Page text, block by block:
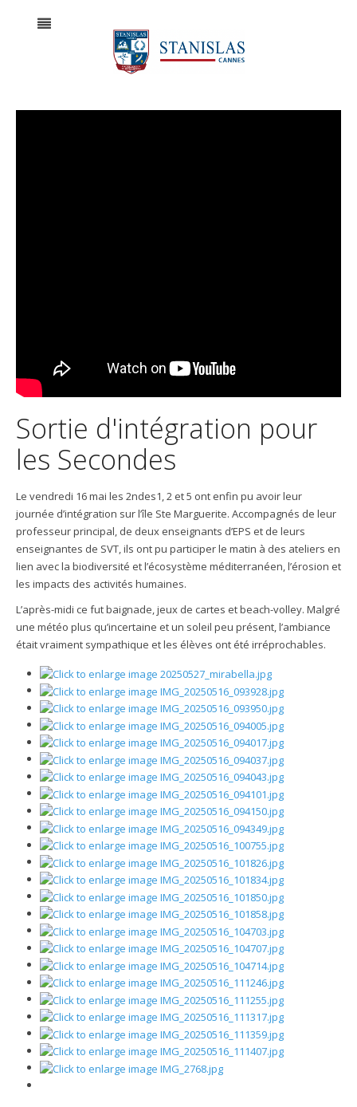
Sortie d'intégration pour
les Secondes
Le vendredi 16 mai les 2ndes1, 2 et 5 ont enfin pu avoir leur
journée d’intégration sur l’île Ste Marguerite. Accompagnés de leur
professeur principal, de deux enseignants d’EPS et de leurs
enseignantes de SVT, ils ont pu participer le matin à des ateliers en
lien avec la biodiversité et l’écosystème méditerranéen, l’érosion et
les impacts des activités humaines.
L’après-midi ce fut baignade, jeux de cartes et beach-volley. Malgré
une météo plus qu’incertaine et un soleil peu présent, l’ambiance
était vraiment sympathique et les élèves ont été irréprochables.